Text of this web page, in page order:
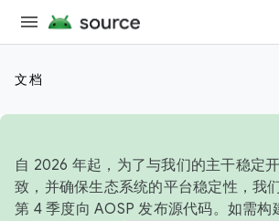
文档
自 2026 年起，为了与我们的主干稳定
致，并确保生态系统的平台稳定性，我
第 4 季度向 AOSP 发布源代码。如需构